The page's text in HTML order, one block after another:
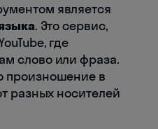
является
. Это сервис,
где
слово или фраза.
произношение в
разных носителей